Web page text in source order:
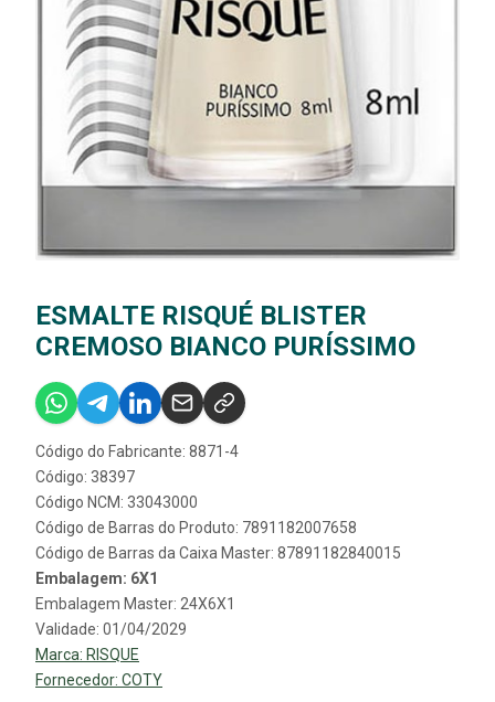
ESMALTE RISQUÉ BLISTER
CREMOSO BIANCO PURÍSSIMO
Código do Fabricante: 8871-4
Código: 38397
Código NCM: 33043000
Código de Barras do Produto: 7891182007658
Código de Barras da Caixa Master: 87891182840015
Embalagem: 6X1
Embalagem Master: 24X6X1
Validade: 01/04/2029
Marca: RISQUE
Fornecedor: COTY